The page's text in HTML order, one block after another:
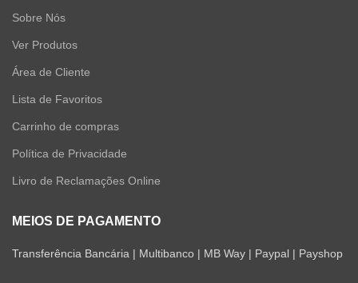
Sobre Nós
Ver Produtos
Área de Cliente
Lista de Favoritos
Carrinho de compras
Política de Privacidade
Livro de Reclamações Online
MEIOS DE PAGAMENTO
Transferência Bancária | Multibanco | MB Way | Paypal | Payshop